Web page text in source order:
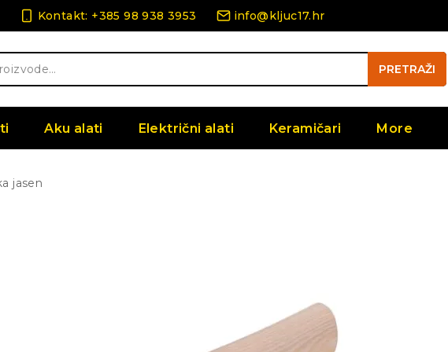
Kontakt: +385 98 938 3953 info@kljuc17.hr
PRETRAŽI
Aku alati Električni alati Keramičari More
jasen